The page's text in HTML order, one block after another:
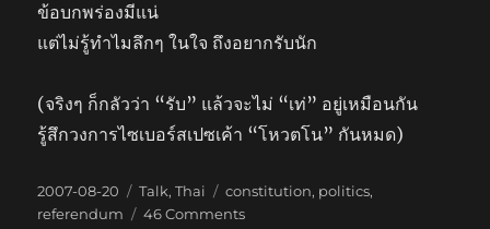
ข้อบกพร่องมีแน่
แต่ไม่รู้ทำไมลึกๆ ในใจ ถึงอยากรับนัก
(จริงๆ ก็กลัวว่า “รับ” แล้วจะไม่ “เท่” อยู่เหมือนกัน
รู้สึกวงการไซเบอร์สเปซเค้า “โหวตโน” กันหมด)
Posted
on
2007-08-20 Categories
Talk,Thai Tags
constitution, politics,
referendum
46 Commentson